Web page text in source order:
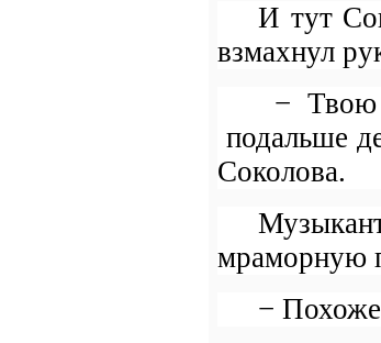
И тут
взмахнул
− Твою
подальше
Соколова.
мраморную
−